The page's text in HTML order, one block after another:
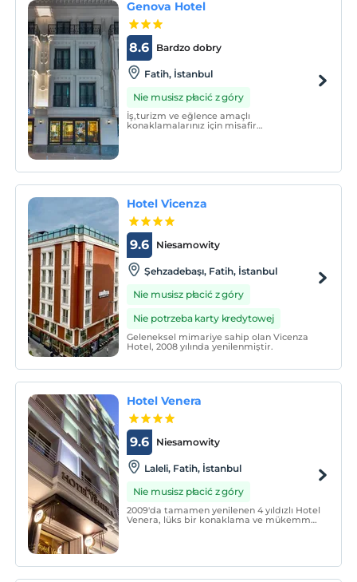
Genova Hotel
Bardzo dobry
8.6
Fatih, İstanbul
Nie musisz płacić z góry
İş,turizm ve eğlence amaçlı
konaklamalarınız için misafir
Hotel Vicenza
Niesamowity
9.6
Şehzadebaşı, Fatih, İstanbul
Nie musisz płacić z góry
Nie potrzeba karty kredytowej
Geleneksel mimariye sahip olan Vicenza
Hotel, 2008 yılında yenilenmiştir.
Hotel Venera
Niesamowity
9.6
Laleli, Fatih, İstanbul
Nie musisz płacić z góry
2009'da tamamen yenilenen 4 yıldızlı Hotel
Venera, lüks bir konaklama ve mükemmel